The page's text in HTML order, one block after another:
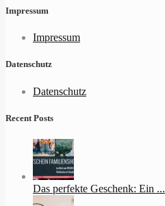
Impressum
Impressum
Datenschutz
Datenschutz
Recent Posts
Das perfekte Geschenk: Ein ...